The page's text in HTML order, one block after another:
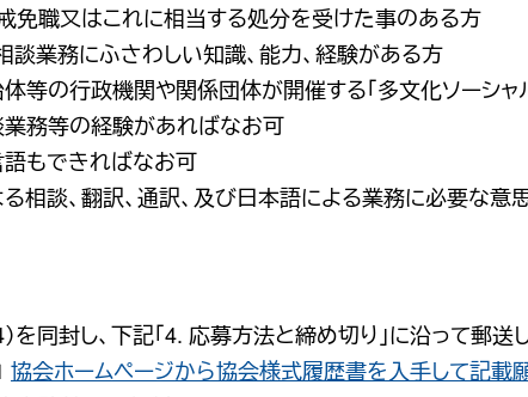
免職又はこれに相当する処分を受けた事のある方
談業務にふさわしい知識、能力、経験がある方
体等の行政機関や関係団体が開催する「多文化ソーシ
業務等の経験があればなお可
語もできればなお可
る相談、翻訳、通訳、及び日本語による業務に必要な意
4）を同封し、下記「4. 応募方法と締め切り」に沿って郵送
協会ホームページから協会様式履歴書を入手して記載